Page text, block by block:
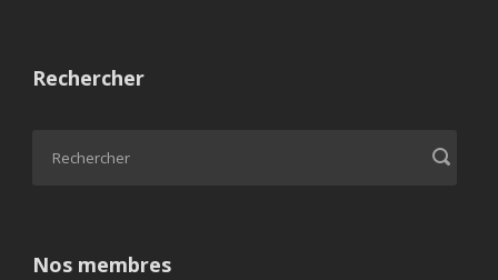
Rechercher
Nos membres